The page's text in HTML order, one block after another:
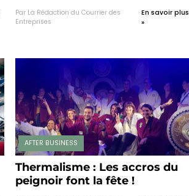
Par La Rédaction du Courrier des
Entreprises
En savoir plus
»
AFTER BUSINESS
Thermalisme : Les accros du
peignoir font la fête !